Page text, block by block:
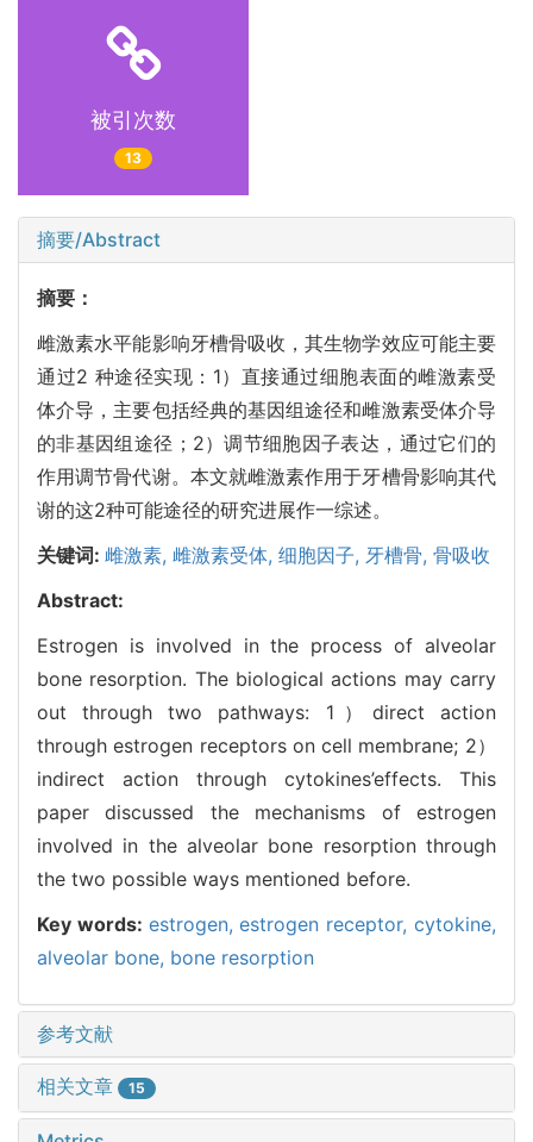
被引次数
13
摘要/Abstract
摘要：
雌激素水平能影响牙槽骨吸收，其生物学效应可能主要
通过2 种途径实现：1）直接通过细胞表面的雌激素受
体介导，主要包括经典的基因组途径和雌激素受体介导
的非基因组途径；2）调节细胞因子表达，通过它们的
作用调节骨代谢。本文就雌激素作用于牙槽骨影响其代
谢的这2种可能途径的研究进展作一综述。
关键词: 雌激素, 雌激素受体, 细胞因子, 牙槽骨, 骨吸收
Abstract:
Estrogen is involved in the process of alveolar
bone resorption. The biological actions may carry
out through two pathways: 1）direct action
through estrogen receptors on cell membrane; 2）
indirect action through cytokines’effects. This
paper discussed the mechanisms of estrogen
involved in the alveolar bone resorption through
the two possible ways mentioned before.
Key words: estrogen,estrogen receptor,cytokine,
alveolar bone, bone resorption
参考文献
相关文章 15